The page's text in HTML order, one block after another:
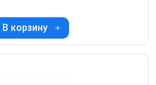
В корзину